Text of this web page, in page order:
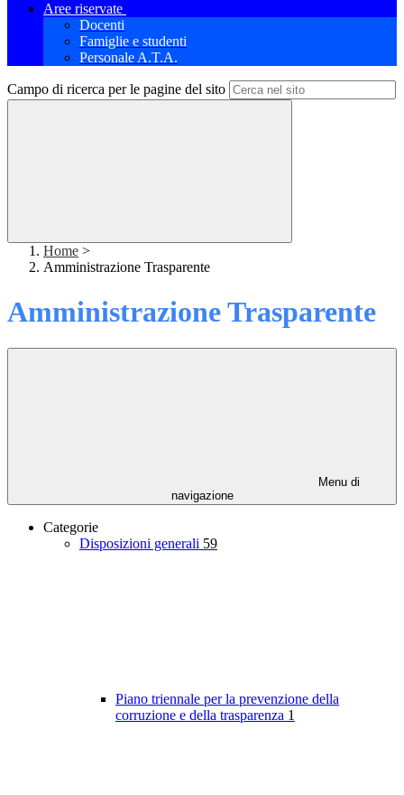
Aree riservate
Docenti
Famiglie e studenti
Personale A.T.A.
Campo di ricerca per le pagine del sito
Home >
Amministrazione Trasparente
Amministrazione Trasparente
Menu di
navigazione
Categorie
Disposizioni generali 59
Piano triennale per la prevenzione della
corruzione e della trasparenza 1